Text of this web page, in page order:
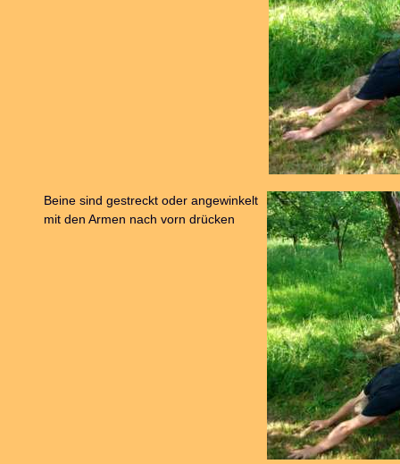
Beine sind gestreckt oder angewinkelt
mit den Armen nach vorn drücken